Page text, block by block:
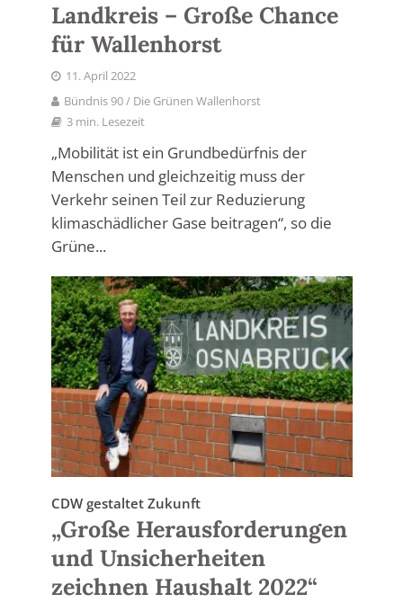
Landkreis – Große Chance
für Wallenhorst
11. April 2022
Bündnis 90 / Die Grünen Wallenhorst
3 min. Lesezeit
„Mobilität ist ein Grundbedürfnis der
Menschen und gleichzeitig muss der
Verkehr seinen Teil zur Reduzierung
klimaschädlicher Gase beitragen“, so die
Grüne...
CDW gestaltet Zukunft
„Große Herausforderungen
und Unsicherheiten
zeichnen Haushalt 2022“